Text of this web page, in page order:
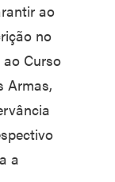
ao
no
Curso
Armas,
a